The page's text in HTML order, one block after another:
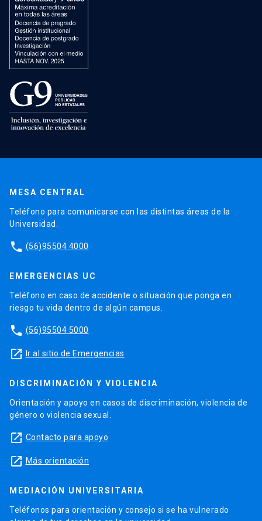
MESA CENTRAL
Teléfono para comunicarse con las distintas áreas de la
Universidad.
phone (56)95504 4000
EMERGENCIAS UC
Teléfono en caso de accidente o situación que ponga en
riesgo tu vida dentro de algún campus.
phone (56)95504 5000
launch Ir al sitio de Emergencias
DISCRIMINACIÓN Y VIOLENCIA
Orientación y apoyo en casos de discriminación, violencia de
género o violencia sexual.
launch Contacto para apoyo
launch Más orientación
MEDIACIÓN UNIVERSITARIA
Teléfonos para orientación y consejo si se ha vulnerado